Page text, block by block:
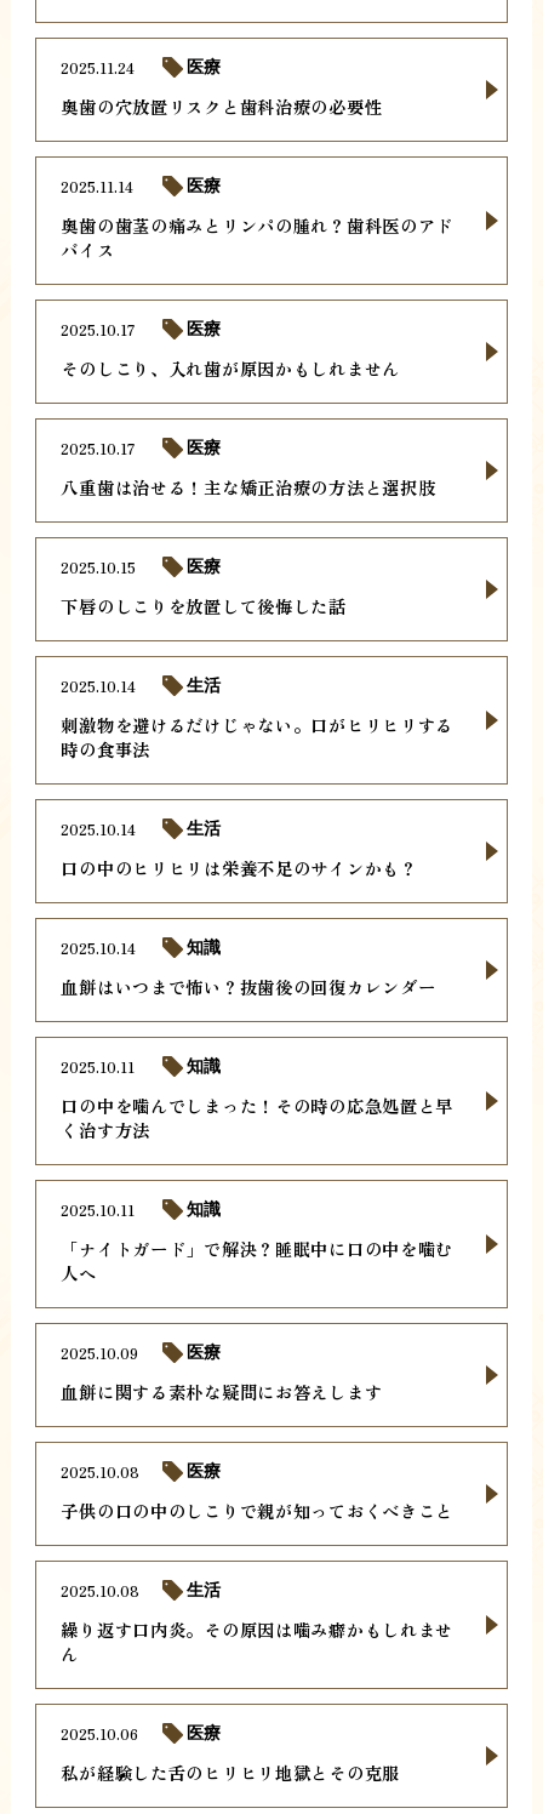
奥歯の穴放置リスクと歯科治療の必要性
2025.11.24 医療
奥歯の歯茎の痛みとリンパの腫れ？歯科医のアド
バイス
2025.11.14 医療
そのしこり、入れ歯が原因かもしれません
2025.10.17 医療
八重歯は治せる！主な矯正治療の方法と選択肢
2025.10.17 医療
下唇のしこりを放置して後悔した話
2025.10.15 医療
刺激物を避けるだけじゃない。口がヒリヒリする
時の食事法
2025.10.14 生活
口の中のヒリヒリは栄養不足のサインかも？
2025.10.14 生活
血餅はいつまで怖い？抜歯後の回復カレンダー
2025.10.14 知識
口の中を噛んでしまった！その時の応急処置と早
く治す方法
2025.10.11 知識
「ナイトガード」で解決？睡眠中に口の中を噛む
人へ
2025.10.11 知識
血餅に関する素朴な疑問にお答えします
2025.10.09 医療
子供の口の中のしこりで親が知っておくべきこと
2025.10.08 医療
繰り返す口内炎。その原因は噛み癖かもしれませ
ん
2025.10.08 生活
私が経験した舌のヒリヒリ地獄とその克服
2025.10.06 医療